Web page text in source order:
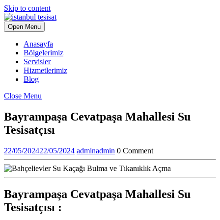
Skip to content
Open Menu
Anasayfa
Bölgelerimiz
Servisler
Hizmetlerimiz
Blog
Close Menu
Bayrampaşa Cevatpaşa Mahallesi Su
Tesisatçısı
22/05/202422/05/2024 adminadmin 0 Comment
Bayrampaşa Cevatpaşa Mahallesi Su
Tesisatçısı :